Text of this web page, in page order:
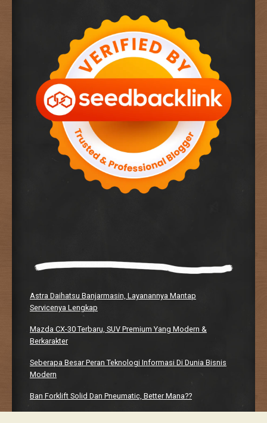
Astra Daihatsu Banjarmasin, Layanannya Mantap
Servicenya Lengkap
Mazda CX-30 Terbaru, SUV Premium Yang Modern &
Berkarakter
Seberapa Besar Peran Teknologi Informasi Di Dunia Bisnis
Modern
Ban Forklift Solid Dan Pneumatic, Better Mana??